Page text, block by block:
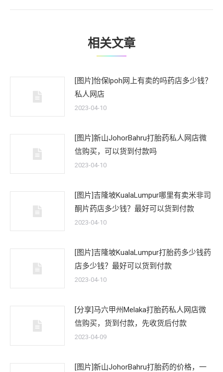
文
相关文章
[图片]怡保lpoh网上有卖的吗药店多少钱？
私人网店
2023-04-10
[图片]新山JohorBahru打胎药私人网店微
信购买，可以货到付款吗
2023-04-10
[图片]吉隆坡KualaLumpur哪里有卖米非司
酮片药店多少钱？最好可以货到付款
2023-04-10
[图片]吉隆坡KualaLumpur打胎药多少钱药
店多少钱？最好可以货到付款
2023-04-10
[分享]马六甲州Melaka打胎药私人网店微
信购买，货到付款，先收货后付款
2023-04-09
[图片]新山JohorBahru打胎药的价格，一